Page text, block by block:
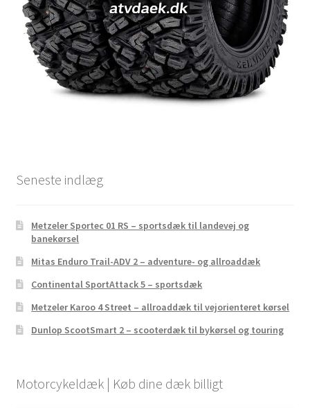
Seneste indlæg
Metzeler Sportec 01 RS – sportsdæk til landevej og
banekørsel
Mitas Enduro Trail-ADV 2 – adventure- og allroaddæk
Continental SportAttack 5 – sportsdæk
Metzeler Karoo 4 Street – allroaddæk til vejorienteret kørsel
Dunlop ScootSmart 2 – scooterdæk til bykørsel og touring
Motorcykeldæk | Køb dine dæk billigt